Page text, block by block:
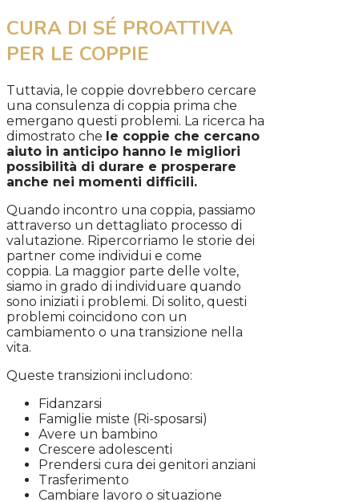
CURA DI SÉ PROATTIVA
PER LE COPPIE
Tuttavia, le coppie dovrebbero cercare
una consulenza di coppia prima che
emergano questi problemi. La ricerca ha
dimostrato che le coppie che cercano
aiuto in anticipo hanno le migliori
possibilità di durare e prosperare
anche nei momenti difficili.
Quando incontro una coppia, passiamo
attraverso un dettagliato processo di
valutazione. Ripercorriamo le storie dei
partner come individui e come
coppia. La maggior parte delle volte,
siamo in grado di individuare quando
sono iniziati i problemi. Di solito, questi
problemi coincidono con un
cambiamento o una transizione nella
vita.
Queste transizioni includono:
Fidanzarsi
Famiglie miste (Ri-sposarsi)
Avere un bambino
Crescere adolescenti
Prendersi cura dei genitori anziani
Trasferimento
Cambiare lavoro o situazione